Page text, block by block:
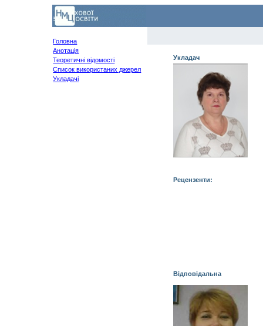
Головна
Анотація
Теоретичні відомості
Список використаних джерел
Укладачі
Укладач
Рецензенти:
Відповідальна